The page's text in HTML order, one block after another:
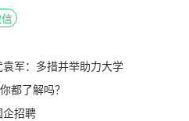
军：多措并举助力大学
都了解吗？
招聘